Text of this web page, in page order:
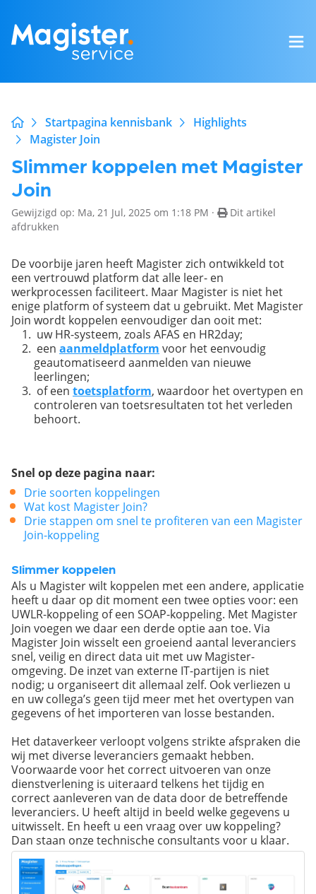
Startpagina kennisbank
Highlights
Magister Join
Slimmer koppelen met Magister
Join
Gewijzigd op: Ma, 21 Jul, 2025 om 1:18 PM ·
Dit artikel
afdrukken
De voorbije jaren heeft Magister zich ontwikkeld tot
een vertrouwd platform dat alle leer- en
werkprocessen faciliteert. Maar Magister is niet het
enige platform of systeem dat u gebruikt. Met Magister
Join wordt koppelen eenvoudiger dan ooit met:
uw HR-systeem, zoals AFAS en HR2day;
een aanmeldplatform voor het eenvoudig
geautomatiseerd aanmelden van nieuwe
leerlingen;
of een toetsplatform, waardoor het overtypen en
controleren van toetsresultaten tot het verleden
behoort.
Snel op deze pagina naar:
Drie soorten koppelingen
Wat kost Magister Join?
Drie stappen om snel te profiteren van een Magister
Join-koppeling
Slimmer koppelen
Als u Magister wilt koppelen met een andere, applicatie
heeft u daar op dit moment een twee opties voor: een
UWLR-koppeling of een SOAP-koppeling. Met Magister
Join voegen we daar een derde optie aan toe. Via
Magister Join wisselt een groeiend aantal leveranciers
snel, veilig en direct data uit met uw Magister-
omgeving. De inzet van externe IT-partijen is niet
nodig; u organiseert dit allemaal zelf. Ook verliezen u
en uw collega’s geen tijd meer met het overtypen van
gegevens of het importeren van losse bestanden.
Het dataverkeer verloopt volgens strikte afspraken die
wij met diverse leveranciers gemaakt hebben.
Voorwaarde voor het correct uitvoeren van onze
dienstverlening is uiteraard telkens het tijdig en
correct aanleveren van de data door de betreffende
leveranciers. U heeft altijd in beeld welke gegevens u
uitwisselt. En heeft u een vraag over uw koppeling?
Dan staan onze technische consultants voor u klaar.